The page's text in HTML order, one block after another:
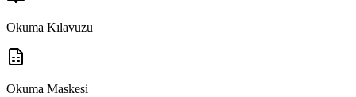
Okuma Kılavuzu
Okuma Maskesi